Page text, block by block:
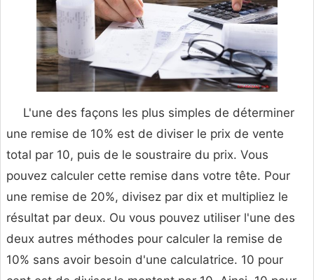
L'une des façons les plus simples de déterminer
une remise de 10% est de diviser le prix de vente
total par 10, puis de le soustraire du prix. Vous
pouvez calculer cette remise dans votre tête. Pour
une remise de 20%, divisez par dix et multipliez le
résultat par deux. Ou vous pouvez utiliser l'une des
deux autres méthodes pour calculer la remise de
10% sans avoir besoin d'une calculatrice. 10 pour